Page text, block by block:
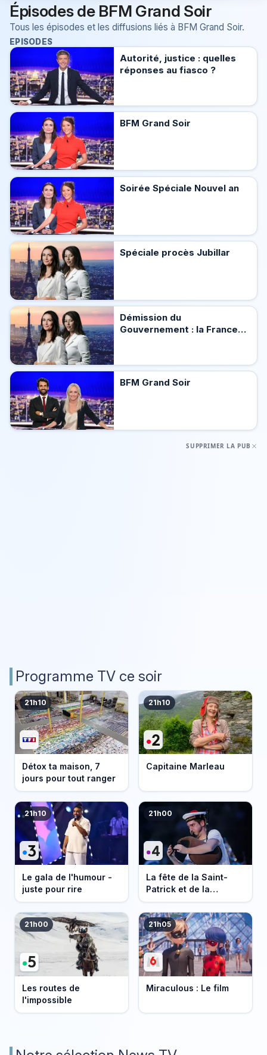
Épisodes de BFM Grand Soir
Tous les épisodes et les diffusions liés à BFM Grand Soir.
EPISODES
Autorité, justice : quelles
réponses au fiasco ?
BFM Grand Soir
Soirée Spéciale Nouvel an
Spéciale procès Jubillar
Démission du
Gouvernement : la France
BFM Grand Soir
SUPPRIMER LA PUB
Programme TV ce soir
21h10
Détox ta maison, 7
jours pour tout ranger
21h10
Capitaine Marleau
21h10
Le gala de l'humour -
juste pour rire
21h00
La fête de la Saint-
Patrick et de la
Bretagne
21h00
Les routes de
l'impossible
21h05
Miraculous : Le film